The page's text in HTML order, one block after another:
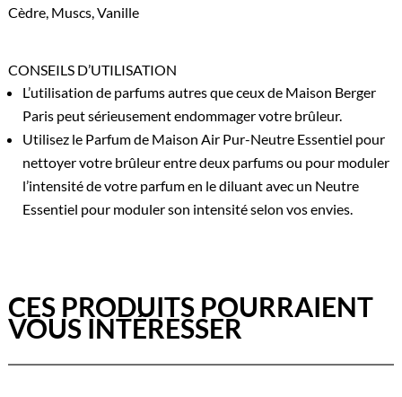
Cèdre, Muscs, Vanille
CONSEILS D’UTILISATION
L’utilisation de parfums autres que ceux de Maison Berger
Paris peut sérieusement endommager votre brûleur.
Utilisez le Parfum de Maison Air Pur-Neutre Essentiel pour
nettoyer votre brûleur entre deux parfums ou pour moduler
l’intensité de votre parfum en le diluant avec un Neutre
Essentiel pour moduler son intensité selon vos envies.
CES PRODUITS POURRAIENT
VOUS INTÉRESSER